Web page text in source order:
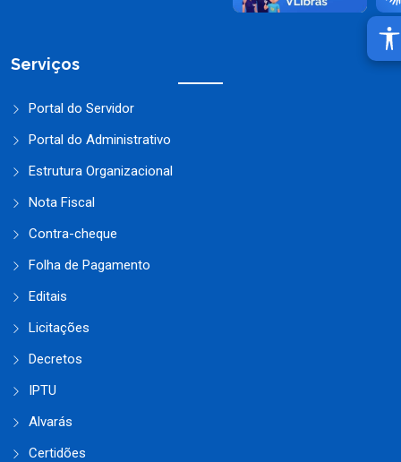
Serviços
Portal do Servidor
Portal do Administrativo
Estrutura Organizacional
Nota Fiscal
Contra-cheque
Folha de Pagamento
Editais
Licitações
Decretos
IPTU
Alvarás
Certidões